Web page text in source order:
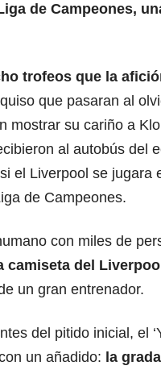
de Campeones,
trofeos que la
que pasaran al
mostrar su cariño a
al autobús del
el Liverpool se jugara
de Campeones.
con miles de
camiseta del Liverpool
un gran entrenador.
del pitido inicial, el
un añadido: la